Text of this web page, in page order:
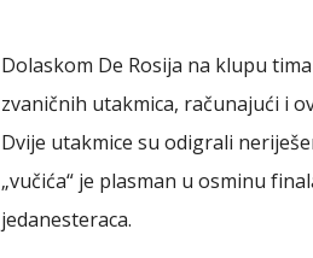
Dolaskom De Rosija na klupu
zvaničnih utakmica, računajući i
Dvije utakmice su odigrali
„vučića“ je plasman u osminu
jedanesteraca.